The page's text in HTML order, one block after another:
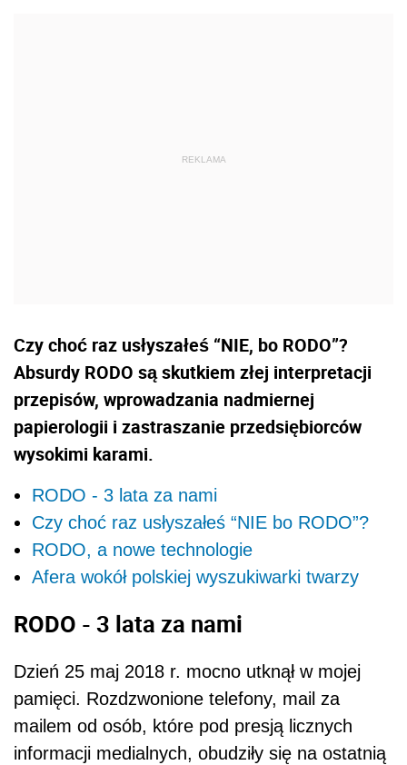
Czy choć raz usłyszałeś “NIE, bo RODO”?
Absurdy RODO są skutkiem złej interpretacji
przepisów, wprowadzania nadmiernej
papierologii i zastraszanie przedsiębiorców
wysokimi karami.
RODO - 3 lata za nami
Czy choć raz usłyszałeś “NIE bo RODO”?
RODO, a nowe technologie
Afera wokół polskiej wyszukiwarki twarzy
RODO - 3 lata za nami
Dzień 25 maj 2018 r. mocno utknął w mojej
pamięci. Rozdzwonione telefony, mail za
mailem od osób, które pod presją licznych
informacji medialnych, obudziły się na ostatnią